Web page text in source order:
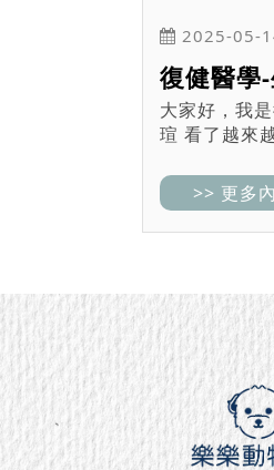
2025-05-
復健醫學
大家好，我
瑄 看了越來
的部分，所
於狗狗我們
解的訊息，
>> 更多